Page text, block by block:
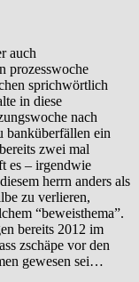
auch
prozesswoche
sprichwörtlich
in diese
nach
banküberfällen ein
zwei mal
es – irgendwie
herrn anders als
zu verlieren,
“beweisthema”.
bereits 2012 im
zschäpe vor den
gewesen sei…